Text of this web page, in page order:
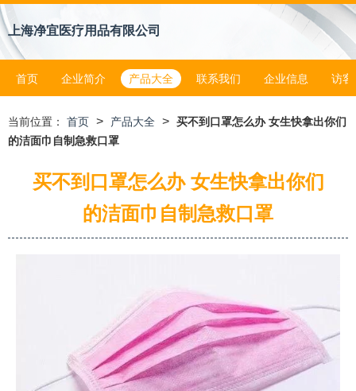
上海净宜医疗用品有限公司
首页 企业简介 产品大全 联系我们 企业信息 访客
当前位置： 首页 > 产品大全 > 买不到口罩怎么办 女生快拿出你们
的洁面巾自制急救口罩
买不到口罩怎么办 女生快拿出你们
的洁面巾自制急救口罩